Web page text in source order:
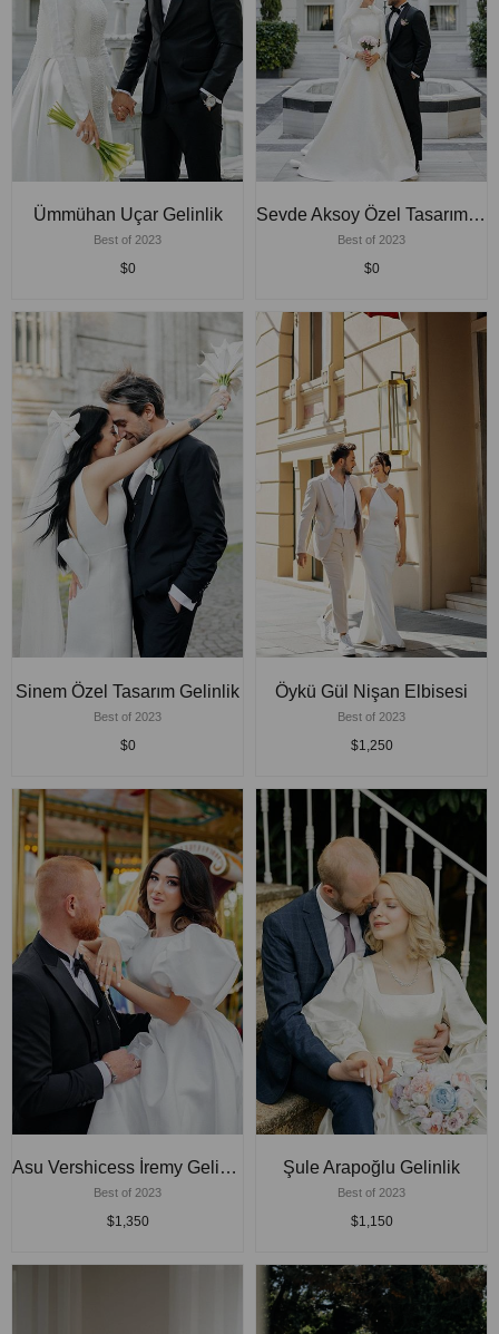
Ümmühan Uçar Gelinlik
Best of 2023
$0
Sevde Aksoy Özel Tasarım Gelinlik
Best of 2023
$0
Sinem Özel Tasarım Gelinlik
Best of 2023
$0
Öykü Gül Nişan Elbisesi
Best of 2023
$1,250
Asu Vershicess İremy Gelinlik
Best of 2023
$1,350
Şule Arapoğlu Gelinlik
Best of 2023
$1,150